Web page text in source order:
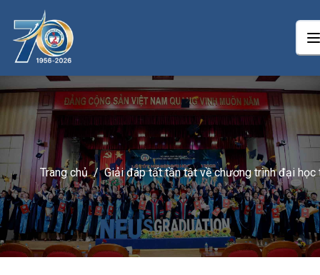
Trang chủ / Giải đáp tất tần tật về chương trình đại học
xa tại Nhật Bản của NEU dành cho người